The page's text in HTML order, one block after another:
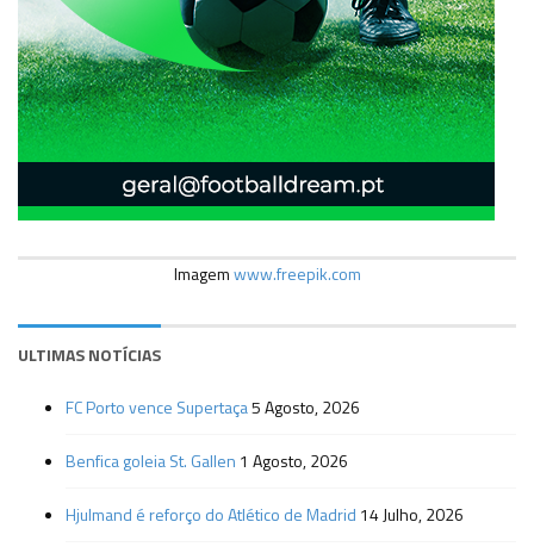
Imagemwww.freepik.com
ULTIMAS NOTÍCIAS
FC Porto vence Supertaça5 Agosto, 2026
Benfica goleia St. Gallen 1 Agosto, 2026
Hjulmand é reforço do Atlético de Madrid 14 Julho, 2026